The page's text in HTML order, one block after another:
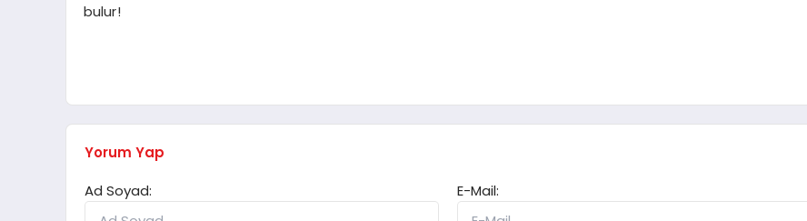
bulur!
Yorum Yap
Ad Soyad:
E-Mail: